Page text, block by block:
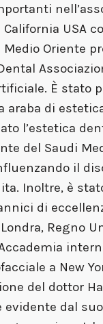
USA
Oriente
È stato
araba di
l’estetica
del Saudi
il
Inoltre, è
di
Regno
a New
del dottor
evidente dal